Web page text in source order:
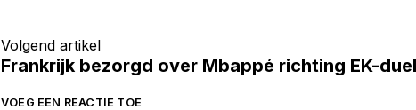
Volgend artikel
Frankrijk bezorgd over Mbappé richting EK-
VOEG EEN REACTIE TOE